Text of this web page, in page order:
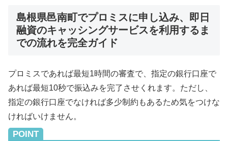
島根県邑南町でプロミスに申し込み、即日
融資のキャッシングサービスを利用するま
での流れを完全ガイド
プロミスであれば最短1時間の審査で、指定の銀行口座で
あれば最短10秒で振込みを完了させくれます。ただし、
指定の銀行口座でなければ多少制約もあるため気をつけな
ければいけません。
POINT